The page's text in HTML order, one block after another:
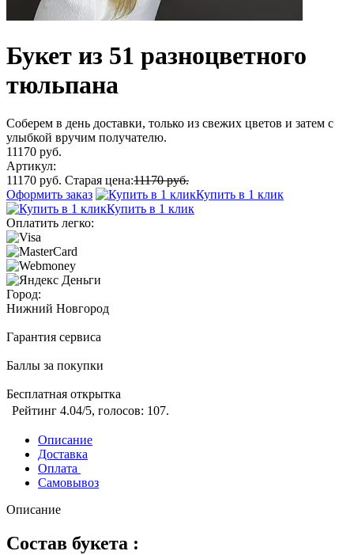
Букет из 51 разноцветного
тюльпана
Соберем в день доставки, только из свежих цветов и затем с
улыбкой вручим получателю.
11170 руб.
Артикул:
11170 руб. Старая цена:11170 руб.
Оформить заказ
Купить в 1 клик
Купить в 1 клик
Оплатить легко:
Город:
Нижний Новгород
Гарантия сервиса
Баллы за покупки
Бесплатная открытка
Рейтинг 4.04/5, голосов: 107.
Описание
Доставка
Оплата
Самовывоз
Описание
Состав букета :